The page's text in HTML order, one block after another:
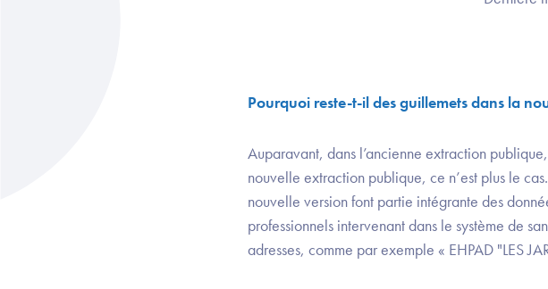
Pourquoi reste-t-il des guillemets dans la
Auparavant, dans l’ancienne extraction
nouvelle extraction publique, ce n’est plus le
nouvelle version font partie intégrante des
professionnels intervenant dans le système de
adresses, comme par exemple « EHPAD "LES